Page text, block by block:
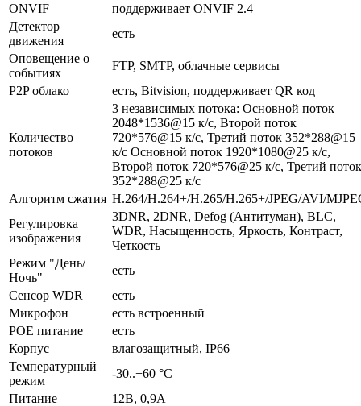
ONVIF
поддерживает ONVIF 2.4
Детектор
движения
есть
Оповещение о
событиях
FTP, SMTP, облачные сервисы
P2P облако
есть, Bitvision, поддерживает QR код
Количество
потоков
3 независимых потока: Основной поток
2048*1536@15 к/с, Второй поток
720*576@15 к/с, Третий поток 352*288@15
к/с Основной поток 1920*1080@25 к/с,
Второй поток 720*576@25 к/с, Третий поток
352*288@25 к/с
Алгоритм сжатия H.264/H.264+/H.265/H.265+/JPEG/AVI/
Регулировка
изображения
3DNR, 2DNR, Defog (Антитуман), BLC,
WDR, Насыщенность, Яркость, Контраст,
Четкость
Режим "День/
Ночь"
есть
Сенсор WDR
есть
Микрофон
есть встроенный
POE питание
есть
Корпус
влагозащитный, IP66
Температурный
режим
-30..+60 °С
Питание
12В, 0,9А